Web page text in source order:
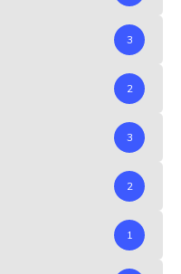
3
2
3
2
1